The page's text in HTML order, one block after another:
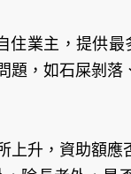
業主，提供
題，如石屎剝落
升，資助額應